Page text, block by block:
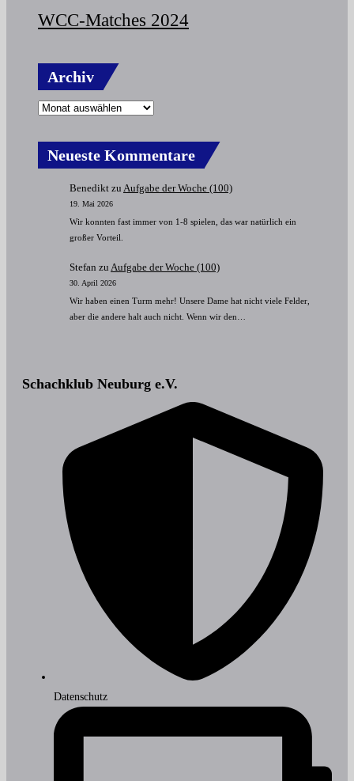
WCC-Matches 2024
Archiv
Neueste Kommentare
Benedikt zu Aufgabe der Woche (100)
19. Mai 2026
Wir konnten fast immer von 1-8 spielen, das war natürlich ein
großer Vorteil.
Stefan zu Aufgabe der Woche (100)
30. April 2026
Wir haben einen Turm mehr! Unsere Dame hat nicht viele Felder,
aber die andere halt auch nicht. Wenn wir den…
Schachklub Neuburg e.V.
Datenschutz